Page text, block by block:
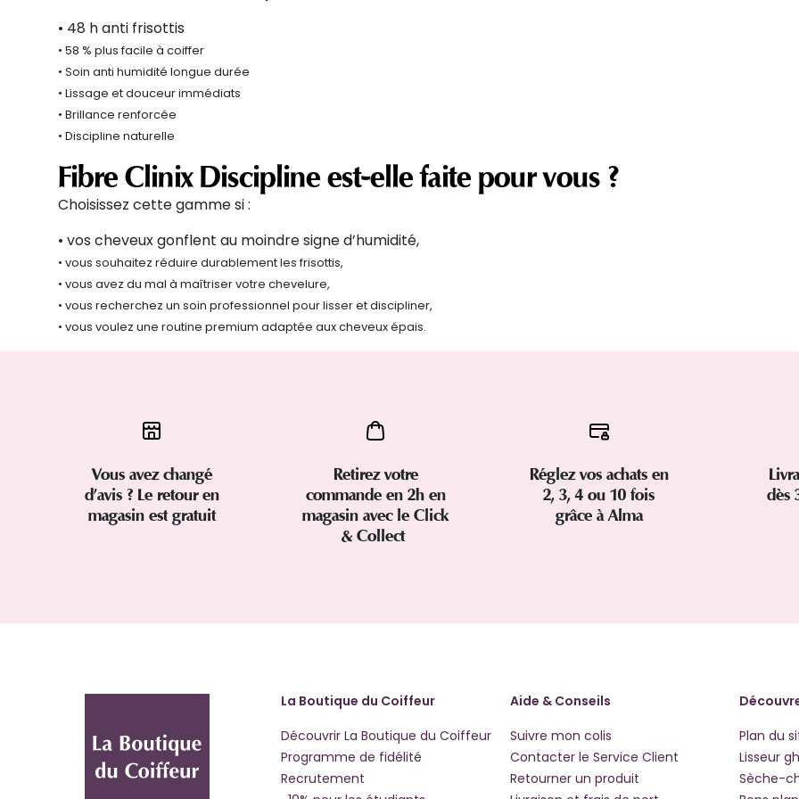
• 48 hanti frisottis
• 58 % plus facile à coiffer
• Soin anti humidité longue durée
• Lissage et douceur immédiats
• Brillance renforcée
• Discipline naturelle
Fibre ClinixDiscipline est-ellefaite pour vous ?
Choisissez cette gamme si :
• vos cheveux gonflent au moindre signe d’humidité,
• vous souhaitez réduire durablement les frisottis,
• vous avez du mal à maîtriser votre chevelure,
• vous recherchez un soin professionnel pour lisser et discipliner,
• vous voulez une routine premium adaptée aux cheveux épais.
Vous avez changé
d’avis ? Le retour en
magasin est gratuit
Retirez votre
commande en 2h en
magasin avec le Click
& Collect
Réglez vos achats en
2, 3, 4 ou 10 fois
grâce à Alma
dès
La Boutique du Coiffeur
Découvrir La Boutique du Coiffeur
Programme de fidélité
Recrutement
Aide & Conseils
Suivre mon colis
Contacter le Service Client
Retourner un produit
Plan du
Lisseur
Sèche-